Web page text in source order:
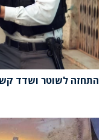
התחזה לשוטר ושדד